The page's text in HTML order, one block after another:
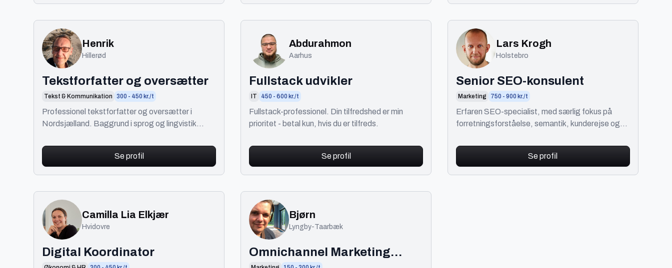
Henrik
Hillerød
Tekstforfatter og oversætter
Tekst & Kommunikation 300 - 450 kr./t
Professionel tekstforfatter og oversætter i
Nordsjælland. Baggrund i sprog og lingvistik
eget firma.
Se profil
Abdurahmon
Aarhus
Fullstack udvikler
IT 450 - 600 kr./t
Fullstack-professionel. Din tilfredshed er min
prioritet - betal kun, hvis du er tilfreds.
Se profil
Lars Krogh
Holstebro
Senior SEO-konsulent
Marketing 750 - 900 kr./t
Erfaren SEO-specialist, med særlig fokus på
forretningsforståelse, semantik, kunderejse og
Se profil
Camilla Lia Elkjær
Hvidovre
Digital Koordinator
Bjørn
Lyngby-Taarbæk
Omnichannel Marketing